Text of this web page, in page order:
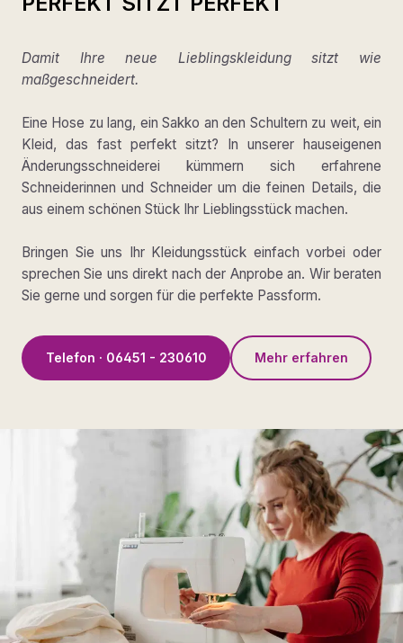
Damit Ihre neue Lieblingskleidung sitzt wie
maßgeschneidert.
Eine Hose zu lang, ein Sakko an den Schultern zu weit, ein
Kleid, das fast perfekt sitzt? In unserer hauseigenen
Änderungsschneiderei kümmern sich erfahrene
Schneiderinnen und Schneider um die feinen Details, die
aus einem schönen Stück Ihr Lieblingsstück machen.
Bringen Sie uns Ihr Kleidungsstück einfach vorbei oder
sprechen Sie uns direkt nach der Anprobe an. Wir beraten
Sie gerne und sorgen für die perfekte Passform.
Telefon · 06451 - 230610 Mehr erfahren